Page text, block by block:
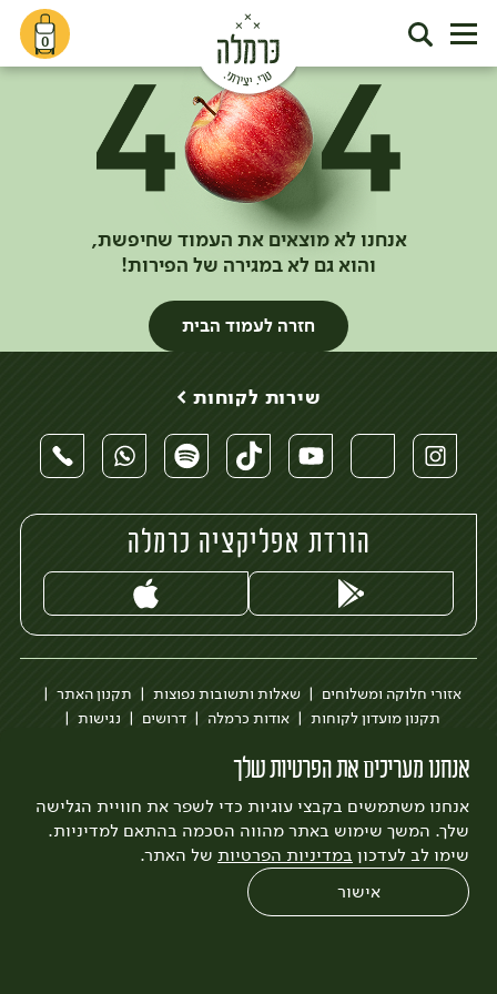
0
אנחנו לא מוצאים את העמוד שחיפשת,
והוא גם לא במגירה של הפירות!
חזרה לעמוד הבית
אנחנו מעריכים את הפרטיות שלך
אנחנו משתמשים בקבצי עוגיות כדי לשפר את חוויית הגלישה
שלך. המשך שימוש באתר מהווה הסכמה בהתאם למדיניות.
שימו לב לעדכון במדיניות הפרטיות של האתר.
אישור
שירות לקוחות >
הורדת אפליקציה כרמלה
אזורי חלוקה ומשלוחים שאלות ותשובות נפוצות
תקנון האתר
תקנון מועדון לקוחות
אודות כרמלה דרושים
נגישות
לצפייה בעדכון מדיניות פרטיות
עיצוב:3bears פיתוח:Quatro